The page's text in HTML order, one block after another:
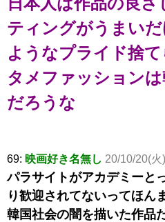
ティングがうまい
ようなプライド捨
タメファッション
だろうな
69: 映画好き名無し 20/10/20(
パラサイトがアカデミーと
り歓迎されてないってほん
韓国社会の闇を描いた作品